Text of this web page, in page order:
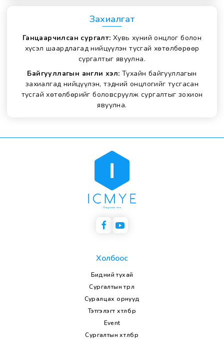
Захиалгат
Ганцаарчилсан сургалт: Хувь хүний онцлог болон
хүсэл шаардлагад нийцүүлэн тусгай хөтөлбөрөөр
сургалтыг явуулна.
Байгууллагын англи хэл: Тухайн байгууллагын
захиалгад нийцүүлэн, тэдний онцлогийг тусгасан
тусгай хөтөлбөрийг боловсруулж сургалтыг зохион
явуулна.
Холбоос
Бидний тухай
Сургалтын төрөл
Суралцах орнууд
Тэтгэлэгт хөтөлбөр
Event
Сургалтын хөтөлбөр